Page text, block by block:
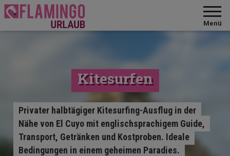
Menü
Kitesurfen
Privater halbtägiger Kitesurfing-Ausflug in der
Nähe von El Cuyo mit englischsprachigem Guide,
Transport, Getränken und Kostproben. Ideale
Bedingungen in einem geheimen Paradies.